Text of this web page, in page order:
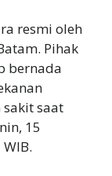
resmi oleh
Pihak
bernada
saat
15